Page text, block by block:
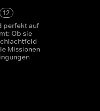
12
perfekt auf
Ob sie
Missionen